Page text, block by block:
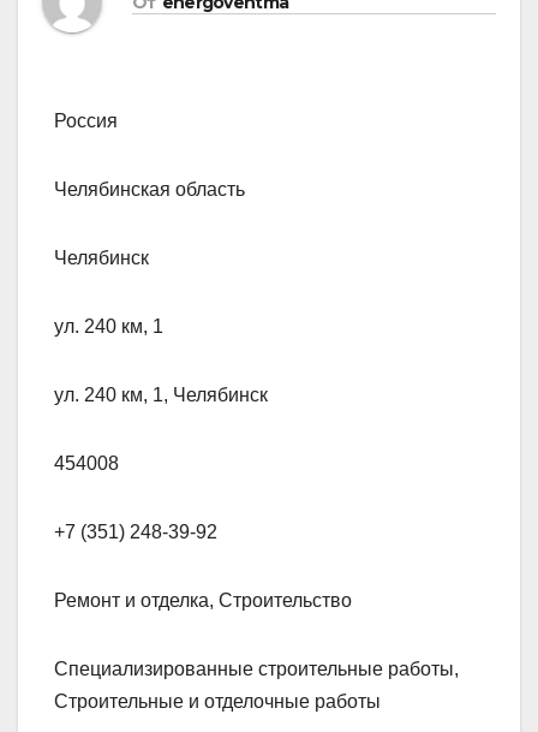
Россия
Челябинская область
Челябинск
ул. 240 км, 1
ул. 240 км, 1, Челябинск
454008
+7 (351) 248-39-92
Ремонт и отделка, Строительство
Специализированные строительные работы,
Строительные и отделочные работы